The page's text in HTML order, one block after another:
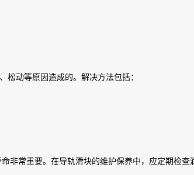
松动等原因造成的。解决方法包括：
非常重要。在导轨滑块的维护保养中，应定期检查